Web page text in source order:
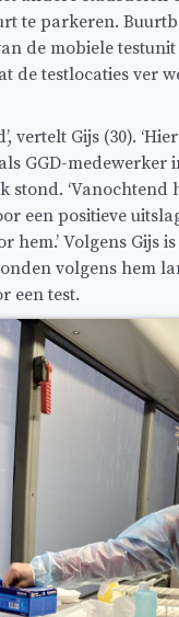
te parkeren.
de mobiele
de testlocaties ver
vertelt Gijs (30).
GGD-
stond.
een positieve
Volgens Gijs
volgens hem
een test.